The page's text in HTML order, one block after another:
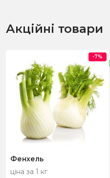
Акційні товари
Фенхель
ціна за 1 кг
-7%